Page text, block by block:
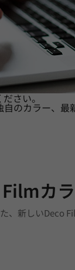
ださい。
のカラー、
カ
、新しいDeco